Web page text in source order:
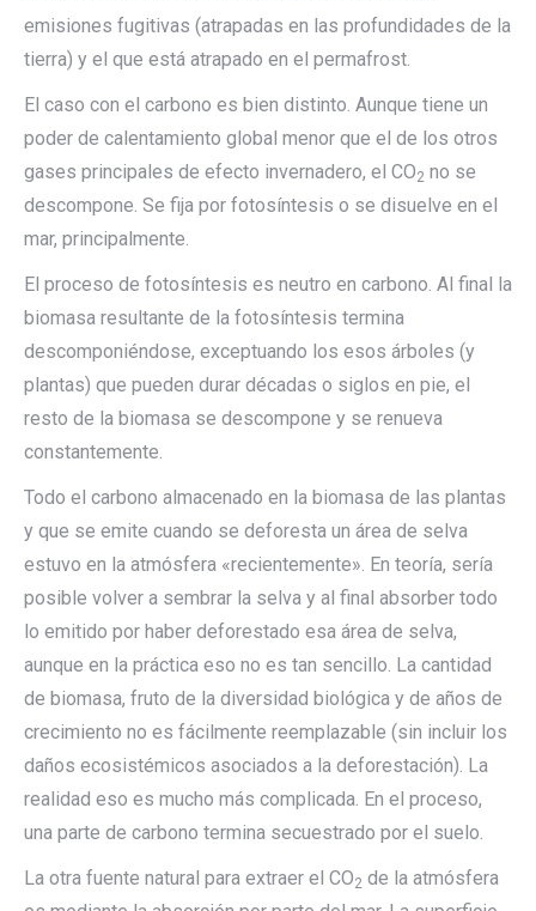
emisiones fugitivas (atrapadas en las profundidades de la
tierra) y el que está atrapado en el permafrost.
El caso con el carbono es bien distinto. Aunque tiene un
poder de calentamiento global menor que el de los otros
gases principales de efecto invernadero, el CO2 no se
descompone. Se fija por fotosíntesis o se disuelve en el
mar, principalmente.
El proceso de fotosíntesis es neutro en carbono. Al final la
biomasa resultante de la fotosíntesis termina
descomponiéndose, exceptuando los esos árboles (y
plantas) que pueden durar décadas o siglos en pie, el
resto de la biomasa se descompone y se renueva
constantemente.
Todo el carbono almacenado en la biomasa de las plantas
y que se emite cuando se deforesta un área de selva
estuvo en la atmósfera «recientemente». En teoría, sería
posible volver a sembrar la selva y al final absorber todo
lo emitido por haber deforestado esa área de selva,
aunque en la práctica eso no es tan sencillo. La cantidad
de biomasa, fruto de la diversidad biológica y de años de
crecimiento no es fácilmente reemplazable (sin incluir los
daños ecosistémicos asociados a la deforestación). La
realidad eso es mucho más complicada. En el proceso,
una parte de carbono termina secuestrado por el suelo.
La otra fuente natural para extraer el CO2 de la atmósfera